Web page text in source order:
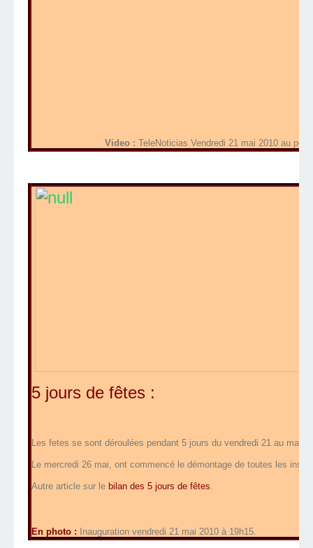
Video : TeleNoticias Vendredi 21 mai 2010 au
5 jours de fêtes :
Les fetes se sont déroulées pendant 5 jours du vendredi 21 au mardi
Le mercredi 26 mai, ont commencé le démontage de toutes les
Autre article sur le bilan des 5 jours de fêtes.
En photo : Inauguration vendredi 21 mai 2010 à 19h15.